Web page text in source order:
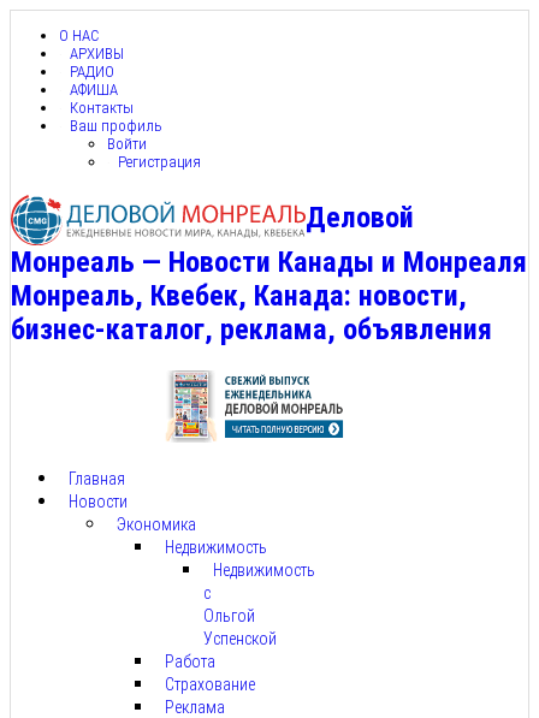
О НАС
АРХИВЫ
РАДИО
АФИША
Контакты
Ваш профиль
Войти
Регистрация
Деловой
Монреаль — Новости Канады и Монреаля
Монреаль, Квебек, Канада: новости,
бизнес-каталог, реклама, объявления
Главная
Новости
Экономика
Недвижимость
Недвижимость
с
Ольгой
Успенской
Работа
Страхование
Реклама